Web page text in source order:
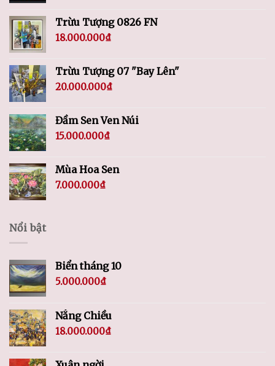
Trừu Tượng 0826 FN
18.000.000₫
Trừu Tượng 07 "Bay Lên"
20.000.000₫
Đầm Sen Ven Núi
15.000.000₫
Mùa Hoa Sen
7.000.000₫
Nổi bật
Biển tháng 10
5.000.000₫
Nắng Chiều
18.000.000₫